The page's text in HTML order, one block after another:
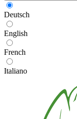
Deutsch
English
French
Italiano